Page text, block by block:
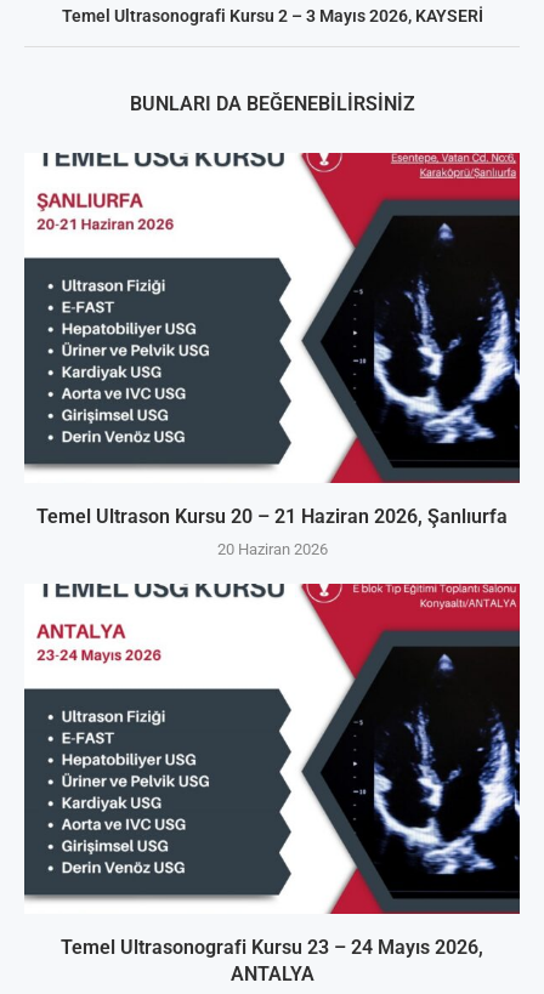
Temel Ultrasonografi Kursu 2 – 3 Mayıs 2026, KAYSERİ
BUNLARI DA BEĞENEBILIRSINIZ
Temel Ultrason Kursu 20 – 21 Haziran 2026, Şanlıurfa
20 Haziran 2026
Temel Ultrasonografi Kursu 23 – 24 Mayıs 2026,
ANTALYA